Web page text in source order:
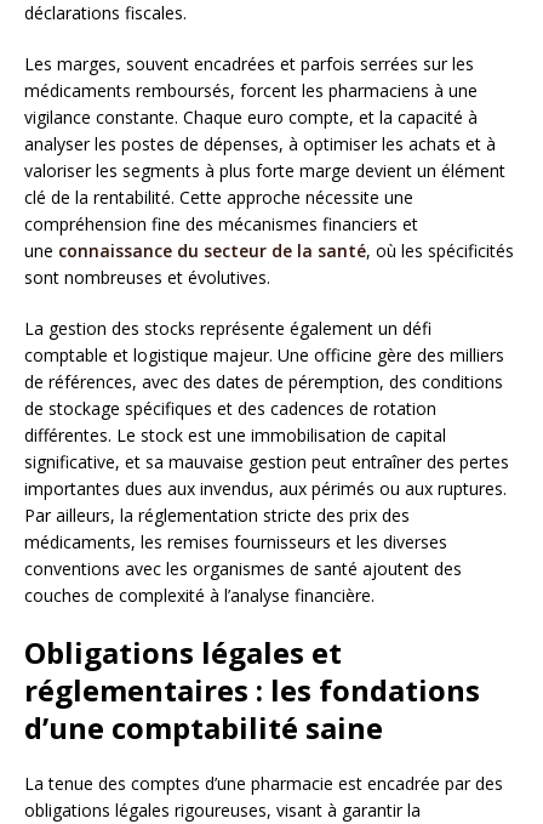
déclarations fiscales.
Les marges, souvent encadrées et parfois serrées sur les
médicaments remboursés, forcent les pharmaciens à une
vigilance constante. Chaque euro compte, et la capacité à
analyser les postes de dépenses, à optimiser les achats et à
valoriser les segments à plus forte marge devient un élément
clé de la rentabilité. Cette approche nécessite une
compréhension fine des mécanismes financiers et
une connaissance du secteur de la santé, où les spécificités
sont nombreuses et évolutives.
La gestion des stocks représente également un défi
comptable et logistique majeur. Une officine gère des milliers
de références, avec des dates de péremption, des conditions
de stockage spécifiques et des cadences de rotation
différentes. Le stock est une immobilisation de capital
significative, et sa mauvaise gestion peut entraîner des pertes
importantes dues aux invendus, aux périmés ou aux ruptures.
Par ailleurs, la réglementation stricte des prix des
médicaments, les remises fournisseurs et les diverses
conventions avec les organismes de santé ajoutent des
couches de complexité à l’analyse financière.
Obligations légales et
réglementaires : les fondations
d’une comptabilité saine
La tenue des comptes d’une pharmacie est encadrée par des
obligations légales rigoureuses, visant à garantir la